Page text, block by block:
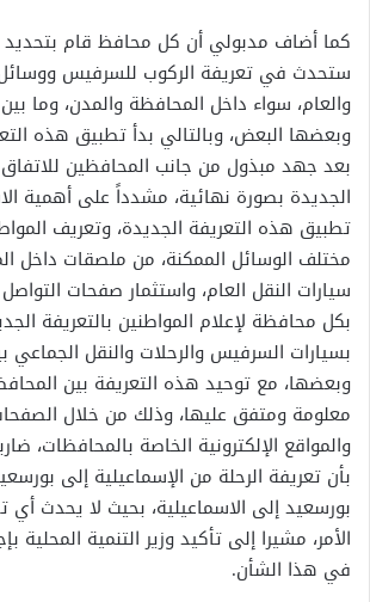
كما أضاف مدبولي أن كل محافظ قام بتحديد
ستحدث في تعريفة الركوب للسرفيس ووسائل
والعام، سواء داخل المحافظة والمدن، وما
وبعضها البعض، وبالتالي بدأ تطبيق هذه
بعد جهد مبذول من جانب المحافظين للاتفاق
الجديدة بصورة نهائية، مشدداً على أهمية
تطبيق هذه التعريفة الجديدة، وتعريف
مختلف الوسائل الممكنة، من ملصقات داخل
سيارات النقل العام، واستثمار صفحات
بكل محافظة لإعلام المواطنين بالتعريفة
بسيارات السرفيس والرحلات والنقل الجماعي
وبعضها، مع توحيد هذه التعريفة بين
معلومة ومتفق عليها، وذلك من خلال
والمواقع الإلكترونية الخاصة بالمحافظات،
بأن تعريفة الرحلة من الإسماعيلية إلى
بورسعيد إلى الاسماعيلية، بحيث لا يحدث
الأمر، مشيرا إلى تأكيد وزير التنمية المحلية
في هذا الشأن.